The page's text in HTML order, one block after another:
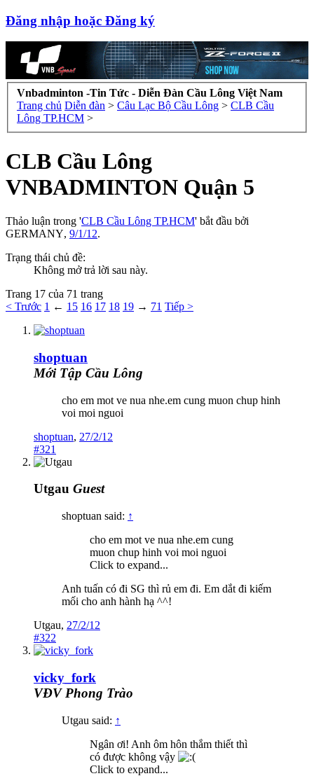
Đăng nhập hoặc Đăng ký
Vnbadminton -Tin Tức - Diễn Đàn Cầu Lông Việt Nam
Trang chủ Diễn đàn > Câu Lạc Bộ Cầu Lông > CLB Cầu
Lông TP.HCM >
CLB Cầu Lông
VNBADMINTON Quận 5
Thảo luận trong 'CLB Cầu Lông TP.HCM' bắt đầu bởi
GERMANY, 9/1/12.
Trạng thái chủ đề:
Không mở trả lời sau này.
Trang 17 của 71 trang
< Trước 1 ← 15 16 17 18 19 → 71 Tiếp >
shoptuan
Mới Tập Cầu Lông
cho em mot ve nua nhe.em cung muon chup hinh
voi moi nguoi
shoptuan, 27/2/12
#321
Utgau Guest
shoptuan said: ↑
cho em mot ve nua nhe.em cung
muon chup hinh voi moi nguoi
Click to expand...
Anh tuấn có đi SG thì rủ em đi. Em dắt đi kiếm
mối cho anh hành hạ ^^!
Utgau, 27/2/12
#322
vicky_fork
VĐV Phong Trào
Utgau said: ↑
Ngân ơi! Anh ôm hôn thắm thiết thì
có được không vậy
Click to expand...